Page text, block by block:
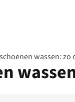
wassen: